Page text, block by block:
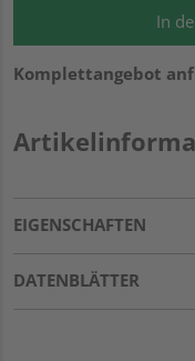
In
Komplettangebot
EIGENSCHAFTEN
DATENBLÄTTER